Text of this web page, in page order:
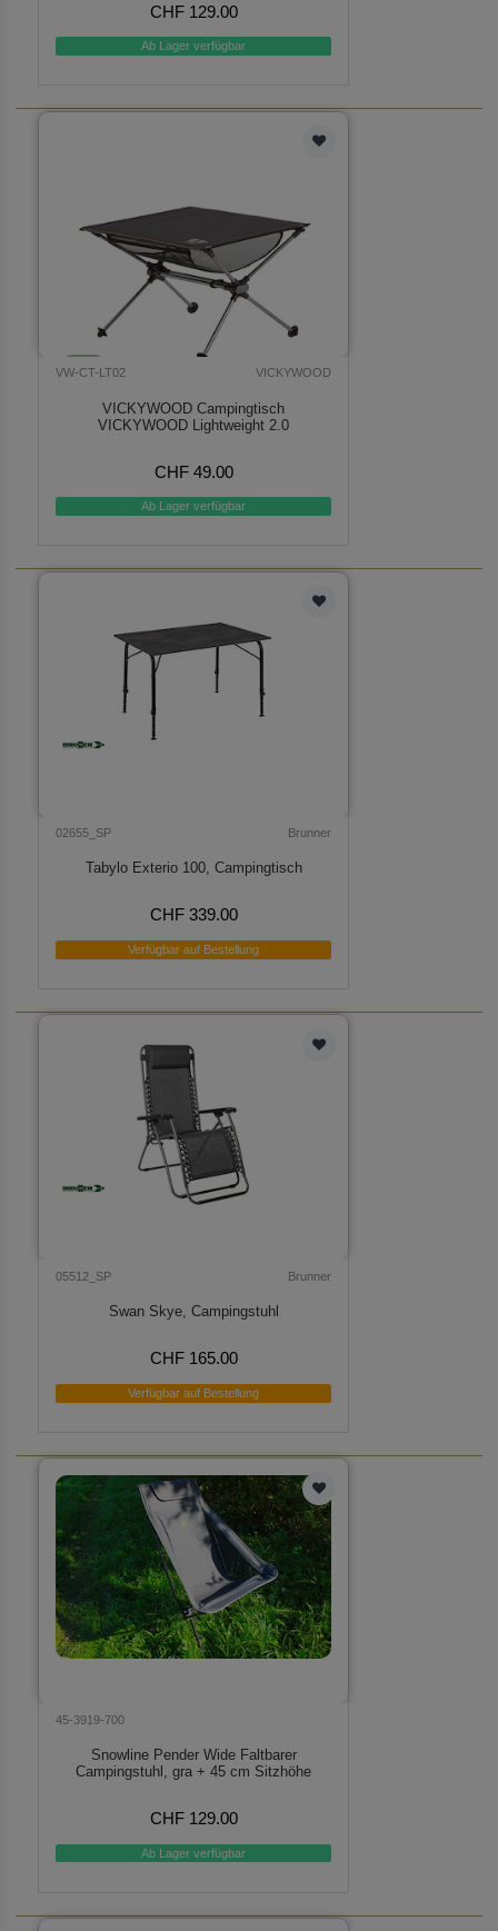
CHF 129.00
Ab Lager verfügbar
VW-CT-LT02 VICKYWOOD
VICKYWOOD Campingtisch
VICKYWOOD Lightweight 2.0
CHF 49.00
Ab Lager verfügbar
02655_SP Brunner
Tabylo Exterio 100, Campingtisch
CHF 339.00
Verfügbar auf Bestellung
05512_SP Brunner
Swan Skye, Campingstuhl
CHF 165.00
Verfügbar auf Bestellung
45-3919-700
Snowline Pender Wide Faltbarer
Campingstuhl, gra + 45 cm Sitzhöhe
CHF 129.00
Ab Lager verfügbar